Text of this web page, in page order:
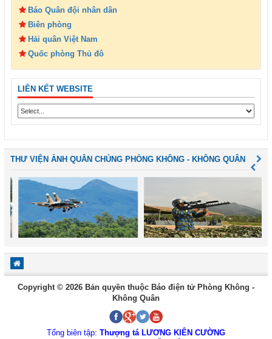
Báo Quân đội nhân dân
Biên phòng
Hải quân Việt Nam
Quốc phòng Thủ đô
LIÊN KẾT WEBSITE
THƯ VIỆN ẢNH QUÂN CHỦNG PHÒNG KHÔNG - KHÔNG QUÂN
Copyright © 2026 Bản quyền thuộc Báo điện tử Phòng Không -
Không Quân
Tổng biên tập: Thượng tá LƯƠNG KIÊN CƯỜNG